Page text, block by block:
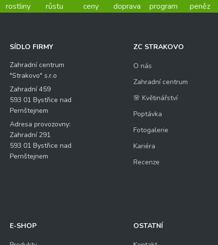
rostliny
růstu
ceny
doprava
program
peněz
SÍDLO FIRMY
Zahradní centrum
"Strakovo" s.r.o
Zahradní 459
593 01 Bystřice nad
Pernštejnem
Adresa provozovny:
Zahradní 291
593 01 Bystřice nad
Pernštejnem
ZC STRAKOVO
O nás
Zahradní centrum
🌸 Květinářství
Poptávka
Fotogalerie
Kariéra
Recenze
E-SHOP OSTATNÍ